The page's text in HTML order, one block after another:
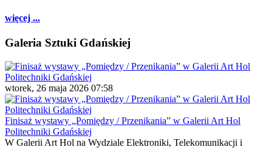
więcej ...
Galeria Sztuki Gdańskiej
wtorek, 26 maja 2026 07:58
Finisaż wystawy „Pomiędzy / Przenikania” w Galerii Art Hol
Politechniki Gdańskiej
W Galerii Art Hol na Wydziale Elektroniki, Telekomunikacji i